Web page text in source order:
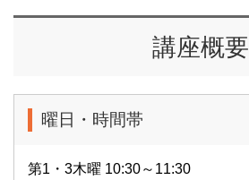
講座概要
曜日・時間帯
第1・3木曜 10:30～11:30